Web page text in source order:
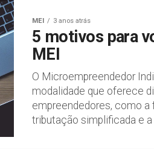
MEI 3 anos atrás
5 motivos para
MEI
O Microempreendedor
modalidade que oferece
empreendedores, como a
tributação simplificada e a